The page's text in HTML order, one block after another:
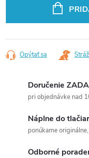
Opýtať sa
Doručenie
pri objednávke nad
Náplne do
ponúkame
Odborné